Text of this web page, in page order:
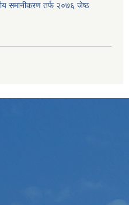
समानीकरण तर्फ २०७६ जेष्ठ